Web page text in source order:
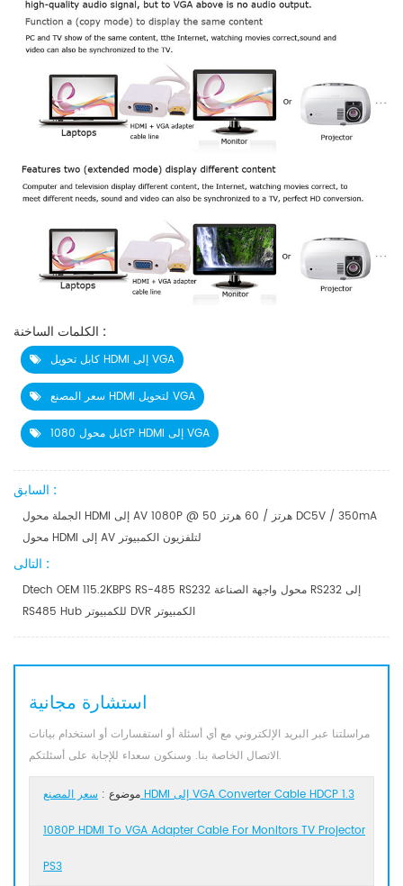
الكلمات الساخنة :
كابل تحويل HDMI إلى VGA
سعر المصنع HDMI لتحويل VGA
كابل محول 1080P HDMI إلى VGA
السابق :
الجملة محول HDMI إلى AV 1080P @ 50 هرتز / 60 هرتز DC5V / 350mA
محول HDMI إلى AV لتلفزيون الكمبيوتر
التالى :
Dtech OEM 115.2KBPS RS-485 RS232 محول واجهة الصناعة RS232 إلى
RS485 Hub للكمبيوتر DVR الكمبيوتر
استشارة مجانية
مراسلتنا عبر البريد الإلكتروني مع أي أسئلة أو استفسارات أو استخدام بيانات
الاتصال الخاصة بنا. وسنكون سعداء للإجابة على أسئلتكم.
موضوع : سعر المصنع HDMI إلى VGA Converter Cable HDCP 1.3
1080P HDMI To VGA Adapter Cable For Monitors TV Projector
PS3